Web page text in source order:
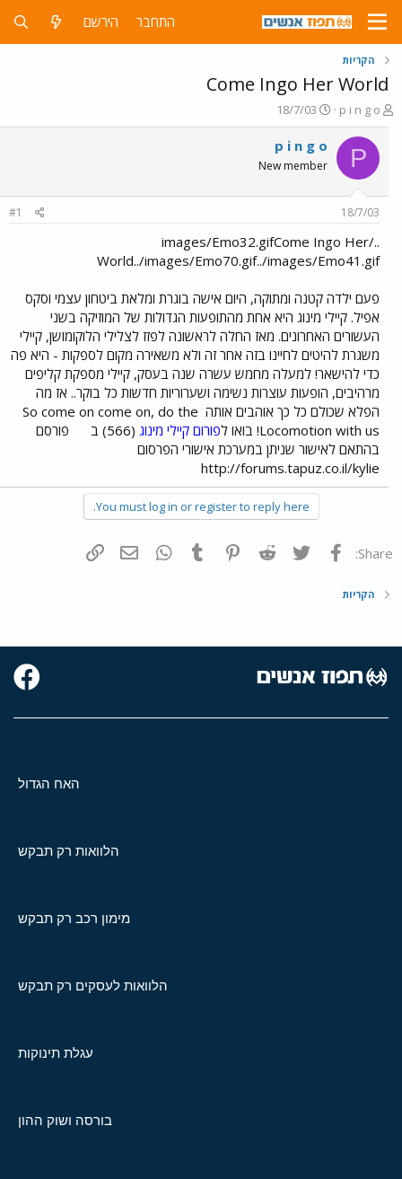
התחבר הירשם
הקריות
פ
ו
ת
ח
ה
ש
p i n g o
פ
ו
ר
ס
ם
ר
י
ך
18/7/03
P
p i n g o
New member
18/7/03
#1
../images/Emo32.gifCome Ingo Her
World../images/Emo70.gif../images/Emo41.gif
פעם ילדה קטנה ומתוקה, היום אישה בוגרת ומלאת ביטחון עצמי וסקס
אפיל. קיילי מינוג היא אחת מהתופעות הגדולות של המוזיקה בשני
העשורים האחרונים. מאז החלה לראשונה לפזז לצלילי הלוקומושן, קיילי
משגרת להיטים לחיינו בזה אחר זה ולא משאירה מקום לספקות - היא פה
כדי להישאר! למעלה מחמש עשרה שנה בעסק, קיילי מספקת קליפים
מרהיבים, הופעות עוצרות נשימה ושערוריות חדשות כל בוקר.. אז מה
הפלא שכולם כל כך אוהבים אותה So come on come on, do the
Locomotion with us! בואו ל
פורום קיילי מינוג (566) ב
פורסם
בהתאם לאישור שניתן במערכת אישורי הפרסום
http://forums.tapuz.co.il/kylie
You must log in or register to reply here.
Share: פייסבוק Twitter
Reddit
Pinterest
Tumblr
WhatsAppדואר אלקטרוני
הקריות
האח הגדול
הלוואות רק תבקש
מימון רכב רק תבקש
הלוואות לעסקים רק תבקש
עגלת תינוקות
בורסה ושוק ההון